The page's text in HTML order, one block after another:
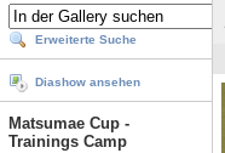
Erweiterte Suche
Diashow ansehen
Matsumae Cup -
Trainings Camp